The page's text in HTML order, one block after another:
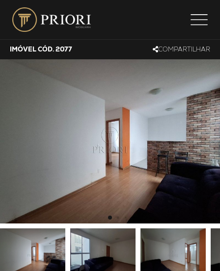
IMÓVEL CÓD. 2077 COMPARTILHAR